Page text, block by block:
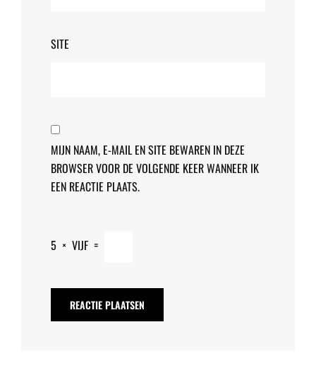
SITE
MIJN NAAM, E-MAIL EN SITE BEWAREN IN DEZE
BROWSER VOOR DE VOLGENDE KEER WANNEER IK
EEN REACTIE PLAATS.
5 × VIJF =